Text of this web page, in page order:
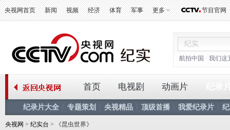
央视网首页 新闻 视频 经济 体育 军事 更多 节目官网
航拍中国 我们这
首页 电视剧 动画片
纪录片大全 专题策划 央视精品 顶级首播 我爱纪录片
央视网 > 纪实台 > 《昆虫世界》